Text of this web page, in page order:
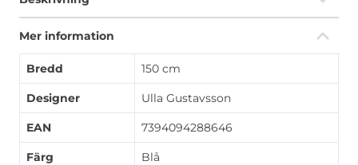
Mer information
Bredd 150 cm
Designer Ulla Gustavsson
EAN 7394094288646
Färg Blå